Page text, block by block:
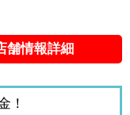
舗情報詳細
！